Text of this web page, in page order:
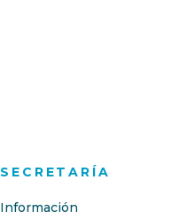
SECRETARÍA
Información